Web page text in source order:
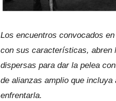
Los encuentros convocados
con sus características, abren
dispersas para dar la pelea
de alianzas amplio que
enfrentarla.